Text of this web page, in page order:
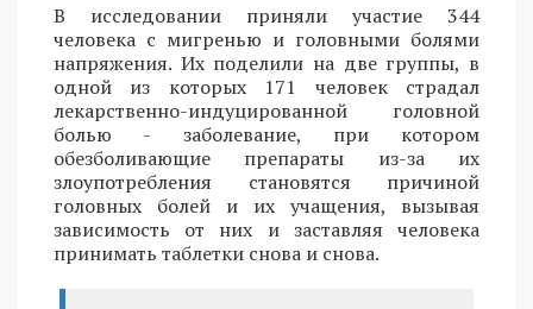
В исследовании приняли участие 344
человека с мигренью и головными болями
напряжения. Их поделили на две группы, в
одной из которых 171 человек страдал
лекарственно-индуцированной головной
болью - заболевание, при котором
обезболивающие препараты из-за их
злоупотребления становятся причиной
головных болей и их учащения, вызывая
зависимость от них и заставляя человека
принимать таблетки снова и снова.